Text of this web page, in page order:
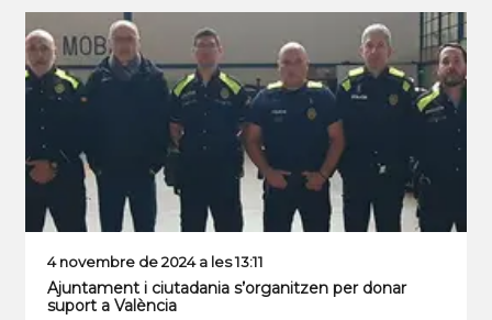
4 novembre de 2024 a les 13:11
Ajuntament i ciutadania s’organitzen per donar
suport a València